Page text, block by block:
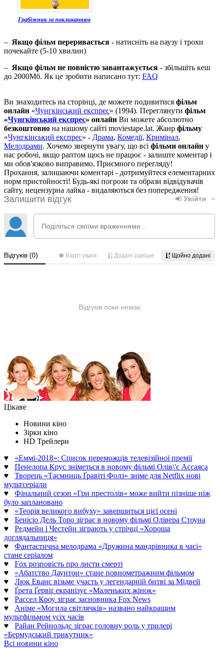
Грабіжник за покликанням
– Якщо фільм переривається - натисніть на паузу і трохи
почекайте (5-10 хвилин)
– Якщо фільм не повністю завантажується - збільшіть кеш
до 2000Мб. Як це зробити написано тут: FAQ
Ви знаходитесь на сторінці, де можете подивитися фільм
онлайн «Чунгкінський експрес» (1994). Переглянути фільм
«Чунгкінський експрес» онлайн Ви можете абсолютно
безкоштовно на нашому сайті moviestape.lat. Жанр фільму
«Чунгкінський експрес» - Драма, Комедії, Кримінал,
Мелодрами. Хочемо звернути увагу, що всі фільми онлайн у
нас робочі, якщо раптом щось не працює - залиште коментар і
ми обов'язково виправимо. Приємного перегляду!
Прохання, залишаючи коментарі - дотримуйтеся елементарних
норм пристойності! Будь-які погрози та образи відвідувачів
сайту, нецензурна лайка - видаляються без попередження!
Цікаве
Новини кіно
Зірки кіно
HD Трейлери
♥ «Еммі-2018»: Список переможців телевізійної премії
♥ Пенелопа Крус зніметься в новому фільмі Олів\'є Ассаяса
♥ Творець «Таємниць Ґравіті Фолз» зніме для Netflix нові
мультсеріали
♥ Фінальний сезон «Гри престолів» може вийти пізніше ніж
було заплановано
♥ «Теорія великого вибуху» завершиться цієї осені
♥ Бенісіо Дель Торо зіграє в новому фільмі Олівера Стоуна
♥ Редмейн і Честейн зіграють у стрічці «Хороша
доглядальниця»
♥ Фантастична мелодрама «Дружина мандрівника в часі»
стане серіалом
♥ Fox розповість про листи смерті
♥ «Абатство Даунтон» стане повнометражним фільмом
♥ Люк Еванс візьме участь у легендарній битві за Мідвей
♥ Ґрета Ґервіґ екранізує «Маленьких жінок»
♥ Рассел Кроу зіграє засновника Fox News
♥ Аніме «Могила світлячків» названо найкращим
мультфільмом усіх часів
♥ Райан Рейнольдс зіграє головну роль у трилері
«Бермудський трикутник»
Всі новини кіно